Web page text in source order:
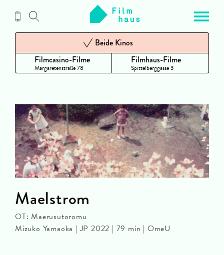
Inhalt
Filmcasino-Filme
Margaretenstraße 78
Beide Kinos
Filmhaus-Filme
Spittelberggasse 3
Maelstrom
OT: Maerusutoromu
Mizuko Yamaoka | JP 2022 | 79 min | OmeU